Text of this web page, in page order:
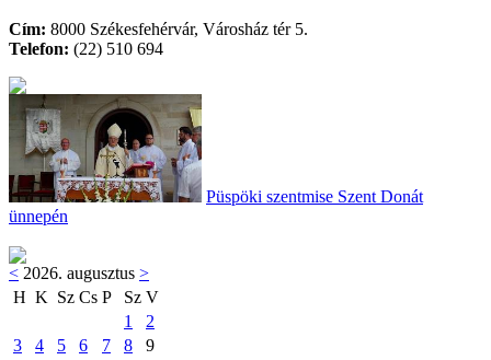
Cím: 8000 Székesfehérvár, Városház tér 5.
Telefon: (22) 510 694
Püspöki szentmise Szent Donát
ünnepén
< 2026. augusztus >
H K Sz Cs P Sz V
1
2
3
4 5 6 7 8
9